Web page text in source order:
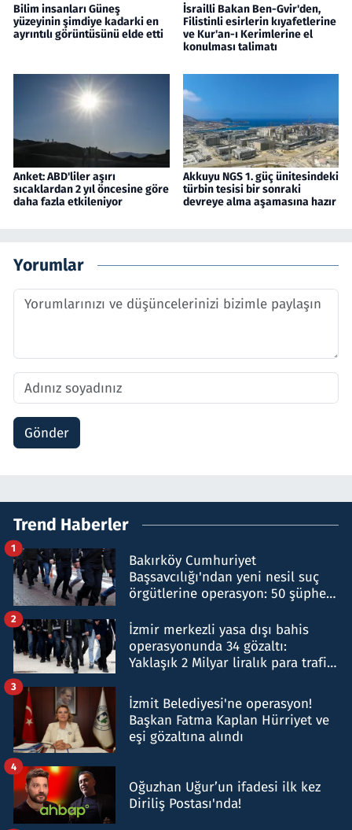
Bilim insanları Güneş
yüzeyinin şimdiye kadarki en
ayrıntılı görüntüsünü elde etti
İsrailli Bakan Ben-Gvir'den,
Filistinli esirlerin kıyafetlerine
ve Kur'an-ı Kerimlerine el
konulması talimatı
Anket: ABD'liler aşırı
sıcaklardan 2 yıl öncesine göre
daha fazla etkileniyor
Akkuyu NGS 1. güç ünitesindeki
türbin tesisi bir sonraki
devreye alma aşamasına hazır
Yorumlar
Gönder
Trend Haberler
Bakırköy Cumhuriyet
Başsavcılığı'ndan yeni nesil suç
örgütlerine operasyon: 50 şüpheli
1
İzmir merkezli yasa dışı bahis
operasyonunda 34 gözaltı:
Yaklaşık 2 Milyar liralık para trafiği
2
İzmit Belediyesi'ne operasyon!
Başkan Fatma Kaplan Hürriyet ve
eşi gözaltına alındı
3
Oğuzhan Uğur’un ifadesi ilk kez
Diriliş Postası'nda!
4